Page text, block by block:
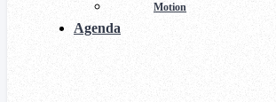
Motion
Agenda